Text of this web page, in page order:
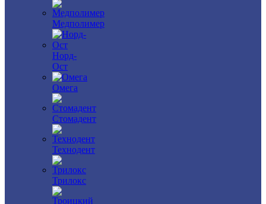
Медполимер
Норд-
Ост
Омега
Стомадент
Технодент
Трилокс